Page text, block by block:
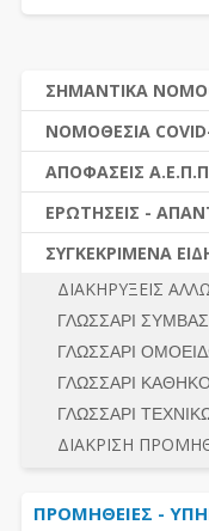
ΣΗΜΑΝΤΙΚΑ
ΔΗΜΟΣΙΕΣ
ΔΗΜΟΤΙΚΟΣ
ΚΑΛΛΙΚΡΑΤΗΣ
ΝΟΜΟΘΕΣΙΑ -
ΝΟΜΟΘΕΣΙΑ
ΝΟΜΟΘΕΣΙΑ -
ΕΡΩΤΗΣΕΙΣ -
ΑΠΟΦΑΣΕΙΣ
ΠΡΟΔΙΚΑΣΤΙΚΗ
ΓΕΝΙΚΟΙ ΚΑΝΟΝΕΣ
ΔΙΚΑΙΟΥΜΕΝΟΙ
ΠΡΟΣΦΟΡΕΣ –
ΔΙΕΞΑΓΩΓΗ
ΕΣΗΔΗΣ –
ΠΕΡΙΛΗΨΕΙΣ
ΣΥΝΟΛΟ
ΕΡΩΤΗΣΕΙΣ -
Ν. 4782/2021 -
ΔΙΕΞΑΓΩΓΗ
ΔΙΑΔΙΚΑΣΙΕΣ
ΓΕΝΙΚΟΙ ΚΑΝΟΝΕΣ
ΠΡΟΕΤΟΙΜΑΣΙΑ -
ΛΟΓΟΙ
ΠΡΟΣΦΟΡΕΣ -
ΣΥΓΚΕΚΡΙΜΕΝΑ
ΔΙΑΚΗΡΥΞΕΙΣ
ΓΛΩΣΣΑΡΙ
ΓΛΩΣΣΑΡΙ
ΓΛΩΣΣΑΡΙ
ΓΛΩΣΣΑΡΙ
ΔΙΑΚΡΙΣΗ
ΠΡΟΜΗΘΕΙΕΣ -